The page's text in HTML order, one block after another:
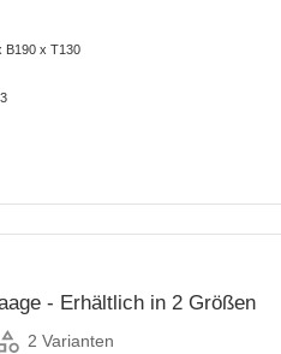
B190 x T130
- Erhältlich in 2 Größen
2 Varianten